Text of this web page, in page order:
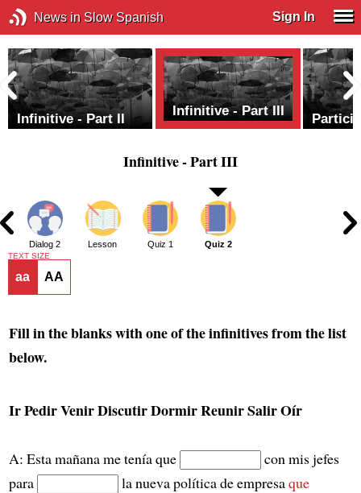
News in Slow Spanish Sign In
Infinitive - Part II Infinitive - Part III
Infinitive - Part III
Dialog 2 Lesson Quiz 1 Quiz 2
TEXT SIZE
aa AA
Fill in the blanks with one of the infinitives from the list
below.
Ir Pedir Venir Discutir Dormir Reunir Salir Oír
A: Esta mañana me tenía que
con mis jefes
para
la nueva política de empresaque